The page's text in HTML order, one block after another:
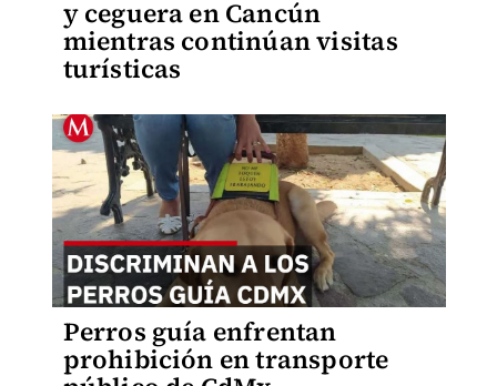
y ceguera en Cancún
mientras continúan visitas
turísticas
Perros guía enfrentan
prohibición en transporte